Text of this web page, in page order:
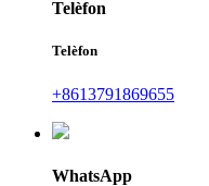
Telèfon
Telèfon
+8613791869655
WhatsApp